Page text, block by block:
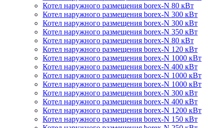
Котел наружного размещения borex-N 80 кВт
Котел наружного размещения borex-N 300 кВт
Котел наружного размещения borex-N 300 кВт
Котел наружного размещения borex-N 350 кВт
Котел наружного размещения borex-N 80 кВт
Котел наружного размещения borex-N 120 кВт
Котел наружного размещения borex-N 1000 кВт
Котел наружного размещения borex-N 400 кВт
Котел наружного размещения borex-N 1000 кВт
Котел наружного размещения borex-N 1000 кВт
Котел наружного размещения borex-N 300 кВт
Котел наружного размещения borex-N 400 кВт
Котел наружного размещения borex-N 1200 кВт
Котел наружного размещения borex-N 150 кВт